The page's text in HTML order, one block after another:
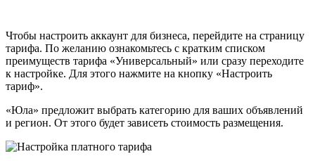
Чтобы настроить аккаунт для бизнеса, перейдите на страницу
тарифа. По желанию ознакомьтесь с кратким списком
преимуществ тарифа «Универсальный» или сразу переходите
к настройке. Для этого нажмите на кнопку «Настроить
тариф».
«Юла» предложит выбрать категорию для ваших объявлений
и регион. От этого будет зависеть стоимость размещения.